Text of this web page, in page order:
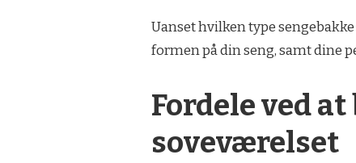
Uanset hvilken type
formen på din seng, samt dine
Fordele ved
soveværelset